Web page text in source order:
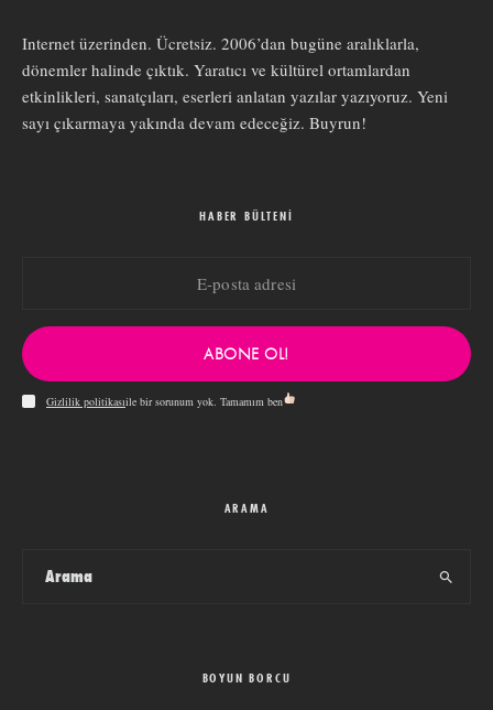
Internet üzerinden. Ücretsiz. 2006’dan bugüne aralıklarla,
dönemler halinde çıktık. Yaratıcı ve kültürel ortamlardan
etkinlikleri, sanatçıları, eserleri anlatan yazılar yazıyoruz. Yeni
sayı çıkarmaya yakında devam edeceğiz. Buyrun!
HABER BÜLTENI
ABONE OL!
Gizlilik politikasıile bir sorunum yok. Tamamım ben
ARAMA
BOYUN BORCU